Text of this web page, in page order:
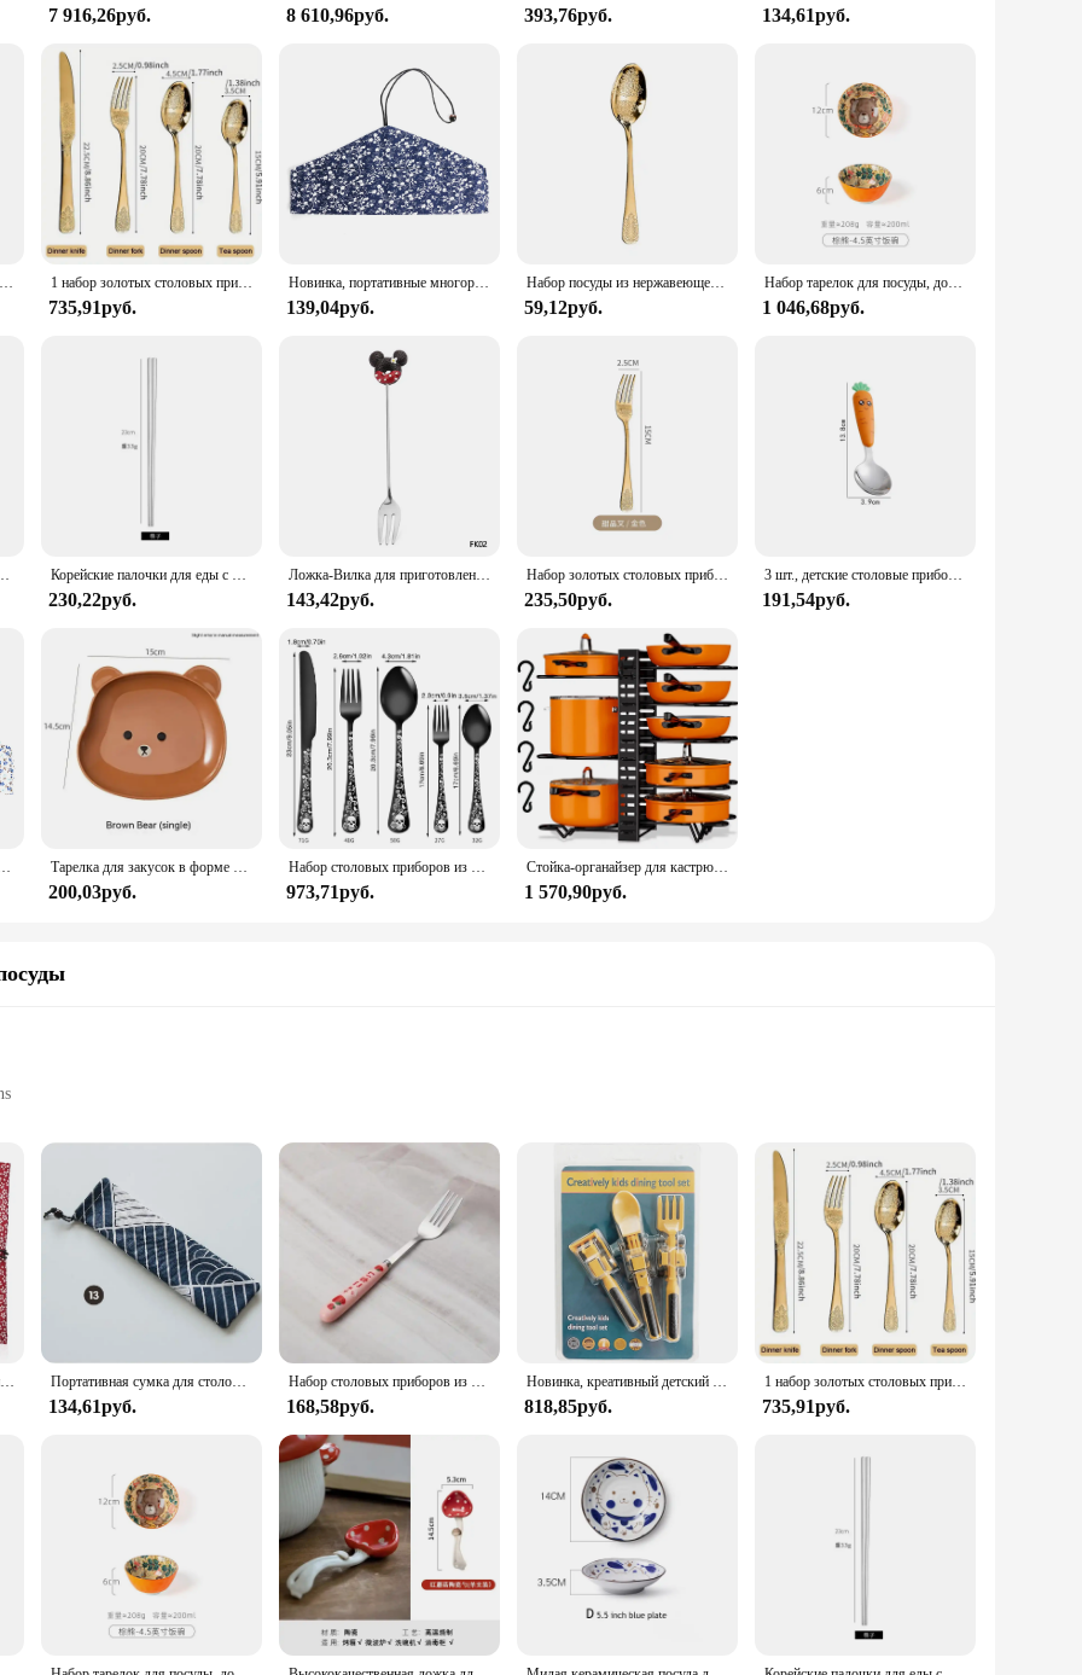
7 916,26руб. 8 610,96руб. 393,76руб. 134,61руб.
Новинка, креативный детский набор посуды для автомобиля, обеденная тарелка, ложка, бульдозер, экскаватор, столовая посуда, наборы кухонной посуды 1 набор золотых столовых приборов, вилка из нержавеющей стали, ложки, нож, женский роскошный набор столовых приборов, столовая посуда для дома, кухни, ресторана
735,91руб.
Новинка, портативные многоразовые деревянные столовые приборы, бамбуковые столовые приборы с мешками, ложка, вилка, резак, столовая посуда, столовые приборы, наборы посуды
139,04руб.
Набор посуды из нержавеющей стали 430, вилка, ложка, рельефная посуда для путешествий
59,12руб.
Набор тарелок для посуды, домашние креативные керамические миски и палочки для еды в скандинавском стиле, набор посуды, комбинация мисок и тарелок, набор посуды
1 046,68руб.
стиле для рисовой лапши, тарелка для соуса, 4,5/5,5/6,5/7 дюймов, 1 шт. Корейские палочки для еды с длинной ручкой, ложка, столовые приборы, многоразовые палочки из нержавеющей стали, Нескользящие палочки для суши, еды
230,22руб.
Ложка-Вилка для приготовления пончиков, из нержавеющей стали
143,42руб.
Набор золотых столовых приборов из нержавеющей стали, вилка, ложки, нож, женский роскошный набор столовых приборов, столовая посуда для дома, кухни, ресторана
235,50руб.
3 шт., детские столовые приборы из нержавеющей стали
191,54руб.
столовых приборов, многоразовая, из бамбука Тарелка для закусок в форме мультяшного медведя, кавайные пластиковые тарелки для фруктов, торта, тарелка для суши, соуса, чашка, тарелка, кухонная посуда, посуда
200,03руб.
Набор столовых приборов из 5 предметов, Готическая ложка, вилка, нож из нержавеющей стали с рисунком черепа на Хэллоуин, столовые приборы в западном стиле
973,71руб.
Стойка-органайзер для кастрюль, 8-х ярусный органайзер для кастрюль и сковородок, органайзер для крышек кастрюли для кухонного шкафа, органайзеры для посуды и хранения, обновленный
1 570,90руб.
and Mugs
statement of style and sophistication. Each piece in this set is crafted from high-quality ceramic, ensuring both durability and a
to complement any table setting, whether you're hosting a casual dinner or a formal gathering. The set includes dinner plates, dessert
experience.
practicality. The set is perfect for everyday use, whether you're serving a hearty meal or enjoying a light snack. The durable ceramic
use, while the sleek design makes it a stylish addition to your kitchenware collection. The set is also ideal for those who enjoy
setting for four guests.
a set for your restaurant or catering business, the Dinnerware Set for 4 is versatile enough to suit various scenarios. The set's design is
it perfect for both casual and formal dining. The set's durability also makes it a great choice for commercial use, as it can withstand
and practicality make it a top choice for wholesale vendors and suppliers looking to offer a high-quality product to their customers.
Набор деревянных столовых приборов ложка-вилка, многоразовая деревянная бамбуковая посуда с сумкой, портативная посуда, столовая посуда, студенческие принадлежности для обеда Портативная сумка для столовых приборов, тканевая льняная посуда, бамбуковые палочки для еды, нож, вилки, ложка, контейнер, сумка для посуды в японском стиле для путешествий
134,61руб.
Набор столовых приборов из нержавеющей стали, с футляром
168,58руб.
Новинка, креативный детский набор посуды для автомобиля, обеденная тарелка, ложка, бульдозер, экскаватор, столовая посуда, наборы кухонной посуды
818,85руб.
1 набор золотых столовых приборов, вилка из нержавеющей стали, ложки, нож, женский роскошный набор столовых приборов, столовая посуда для дома, кухни, ресторана
735,91руб.